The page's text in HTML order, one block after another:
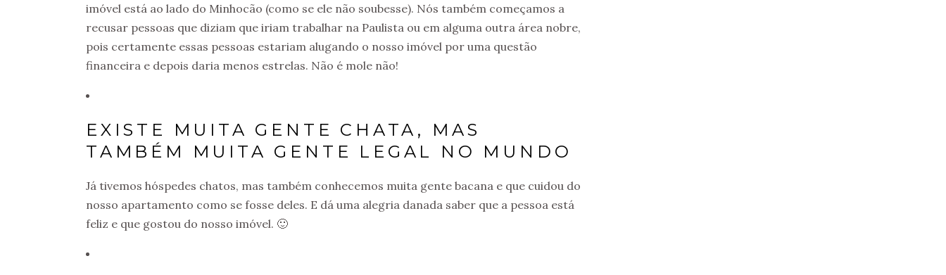
imóvel está ao lado do Minhocão (como se ele não soubesse). Nós também começamos a
recusar pessoas que diziam que iriam trabalhar na Paulista ou em alguma outra área nobre,
pois certamente essas pessoas estariam alugando o nosso imóvel por uma questão
financeira e depois daria menos estrelas. Não é mole não!
EXISTE MUITA GENTE CHATA, MAS
TAMBÉM MUITA GENTE LEGAL NO MUNDO
Já tivemos hóspedes chatos, mas também conhecemos muita gente bacana e que cuidou do
nosso apartamento como se fosse deles. E dá uma alegria danada saber que a pessoa está
feliz e que gostou do nosso imóvel. 🙂